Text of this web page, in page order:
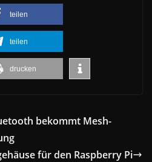
teilen
teilen
drucken
bekommt Mesh-
für den Raspberry Pi